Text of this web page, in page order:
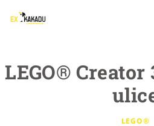
LEGO® Creator
LEGO®